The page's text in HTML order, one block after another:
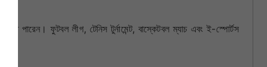
পারেন। ফুটবল লীগ, টেনিস টুর্নামেন্ট, বাস্কেটবল ম্যাচ এবং ই-স্পোর্টস